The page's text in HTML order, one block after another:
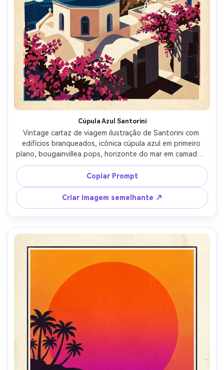
Cúpula Azul Santorini
Vintage cartaz de viagem ilustração de Santorini com
edifícios branqueados, icônica cúpula azul em primeiro
plano, bougainvillea pops, horizonte do mar em camadas,
blocos de sombra simplificados, brilho quente da tarde,
manchete serif clássico "Santorini" e pequena legenda
"Ilhas do Egeu", textura de impressão, registro errado de
tinta leve para sensação retrô autêntica, lente de 85mm,
profundidade de campo rasa-AR 4:5
Copiar Prompt
Criar imagem semelhante ↗